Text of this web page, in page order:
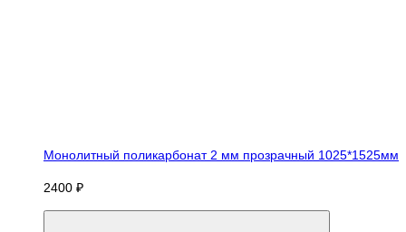
Монолитный поликарбонат 2 мм прозрачный 1025*1525мм
2400 ₽